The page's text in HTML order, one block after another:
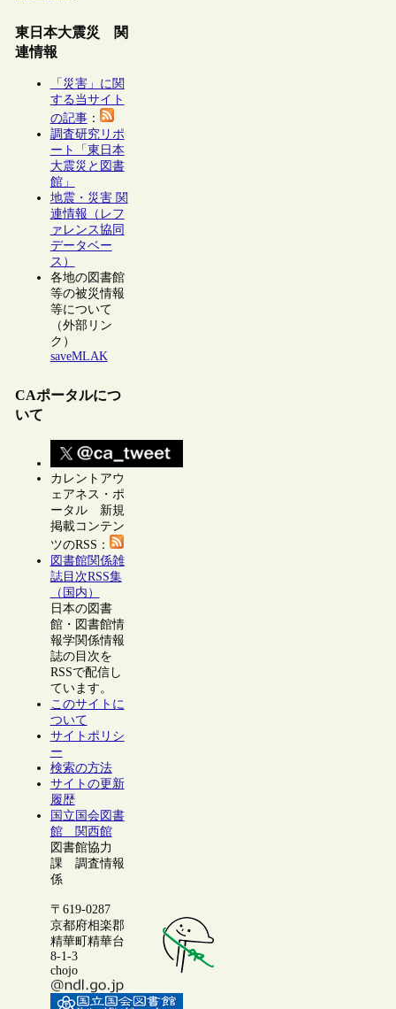
東日本大震災 関
連情報
「災害」に関
する当サイト
の記事：
調査研究リポ
ート「東日本
大震災と図書
館」
地震・災害 関
連情報（レフ
ァレンス協同
データベー
ス）
各地の図書館
等の被災情報
等について
（外部リン
ク）
saveMLAK
CAポータルにつ
いて
カレントアウ
ェアネス・ポ
ータル 新規
掲載コンテン
ツのRSS：
図書館関係雑
誌目次RSS集
（国内）
日本の図書
館・図書館情
報学関係情報
誌の目次を
RSSで配信し
ています。
このサイトに
ついて
サイトポリシ
ー
検索の方法
サイトの更新
履歴
国立国会図書
館 関西館
図書館協力
課 調査情報
係
〒619-0287
京都府相楽郡
精華町精華台
8-1-3
chojo